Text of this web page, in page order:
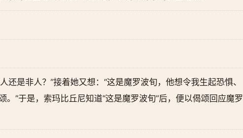
是非人？”接着她又想：“这是魔罗波旬，他想令我生起恐惧、
”于是，索玛比丘尼知道“这是魔罗波旬”后，便以偈颂回应魔罗